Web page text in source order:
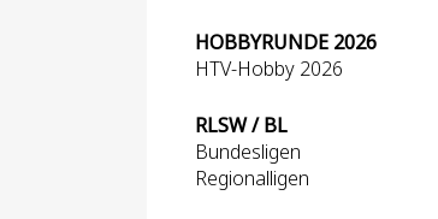
HOBBYRUNDE 2026
HTV-Hobby 2026
RLSW / BL
Bundesligen
Regionalligen